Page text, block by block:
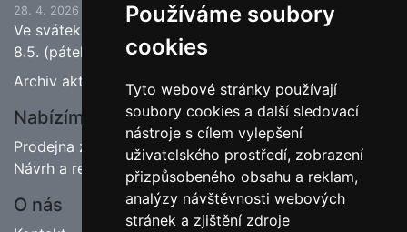
Používáme soubory
cookies
Tyto webové stránky používají
soubory cookies a další sledovací
nástroje s cílem vylepšení
uživatelského prostředí, zobrazení
přizpůsobeného obsahu a reklam,
analýzy návštěvnosti webových
stránek a zjištění zdroje
28. 4. 2026
Ve svátek 1.5. (pátek) bude naše prodejna zavřena a
8.5. (pátek) bude otevřeno.
Archiv aktualit
Nabízíme
Prodejna zahradnictví
Návrh a realizace zahrad
O nás